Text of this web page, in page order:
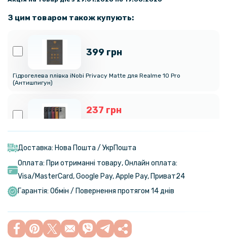
З цим товаром також купують:
399 грн
Гідрогелева плівка iNobi Privacy Matte для Realme 10 Pro
(Антишпигун)
237 грн
189 грн
299 грн
Чохол Auto Focus 360 Rotating Ring для Realme 10 Pro 5G
169 грн
269 грн
Доставка: Нова Пошта / УкрПошта
Оплата: При отриманні товару, Онлайн оплата:
Visa/MasterСard, Google Pay, Apple Pay, Приват24
Гарантія: Обмін / Повернення протягом 14 днів